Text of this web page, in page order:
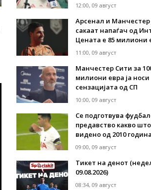
12:00, 09 август
Арсенал и Манчестер
сакаат напаѓач од
Цената е 85 милиони
11:00, 09 август
Манчестер Сити за
милиони евра ја носи
сензацијата од СП
10:00, 09 август
Се подготвува
предавство какво
видено од 2010
09:00, 09 август
Тикет на денот
09.08.2026)
08:34, 09 август